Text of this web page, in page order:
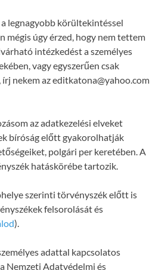
legnagyobb körültekintéssel
mégis úgy érzed, hogy nem tettem
intézkedést a személyes
vagy egyszerűen csak
írj nekem az editkatona@yahoo.com
az adatkezelési elveket
bíróság előtt gyakorolhatják
polgári per keretében. A
hatáskörébe tartozik.
szerinti törvényszék előtt is
felsorolását és
).
adattal kapcsolatos
Nemzeti Adatvédelmi és